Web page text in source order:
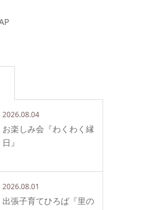
2026.08.04
お楽しみ会『わくわく縁
日』
2026.08.01
出張子育てひろば『里の